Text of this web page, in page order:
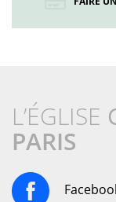
L’ÉGLISE
PARIS